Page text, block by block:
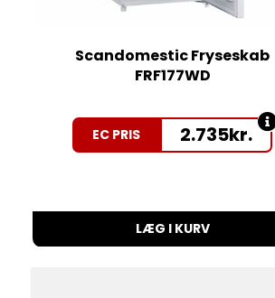
Scandomestic Fryseskab
FRF177WD
EC PRIS 2.735kr.
LÆG I KURV